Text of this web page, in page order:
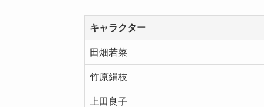
キャラクター
田畑若菜
竹原絹枝
上田良子